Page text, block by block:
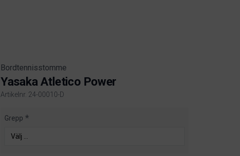
Bordtennisstomme
Yasaka Atletico Power
Artikelnr. 24-00010-D
Product information
Grepp